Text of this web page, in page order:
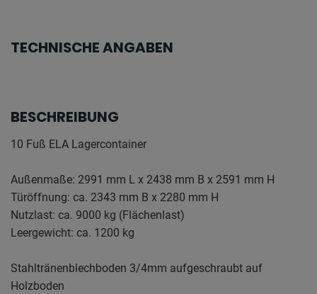
TECHNISCHE ANGABEN
BESCHREIBUNG
10 Fuß ELA Lagercontainer
Außenmaße: 2991 mm L x 2438 mm B x 2591 mm H
Türöffnung: ca. 2343 mm B x 2280 mm H
Nutzlast: ca. 9000 kg (Flächenlast)
Leergewicht: ca. 1200 kg
Stahltränenblechboden 3/4mm aufgeschraubt auf
Holzboden